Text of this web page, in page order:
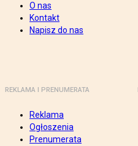
O nas
Kontakt
Napisz do nas
REKLAMA I PRENUMERATA
Reklama
Ogłoszenia
Prenumerata